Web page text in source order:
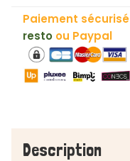
350g
Paiement
resto ou Paypal
Description